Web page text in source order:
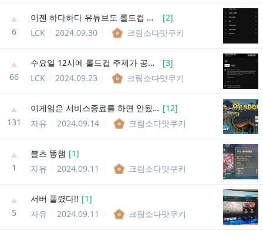
6
이젠 하다하다 유튜브도 롤드컵 뮤비 욕하네 [2]
LCK
2024.09.30 크림소다맛쿠키
66
수요일 12시에 롤드컵 주제가 공개된대!! [3]
LCK
2024.09.23 크림소다맛쿠키
131
이게임은 서비스종료를 하면 안됬어 [12]
자유
2024.09.14 크림소다맛쿠키
1
블츠 똥챔 [1]
자유
2024.09.11 크림소다맛쿠키
5
서버 풀렸다!! [1]
자유
2024.09.11 크림소다맛쿠키